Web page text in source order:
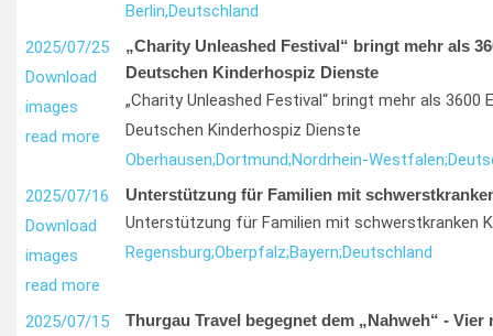
Berlin,Deutschland
2025/07/25
Download
images
read more
„Charity Unleashed Festival“ bringt mehr als
Deutschen Kinderhospiz Dienste
„Charity Unleashed Festival“ bringt mehr als 3600
Deutschen Kinderhospiz Dienste
Oberhausen;Dortmund;Nordrhein-Westfalen;
2025/07/16
Download
images
read more
Unterstützung für Familien mit
Unterstützung für Familien mit schwerstkranken
Regensburg;Oberpfalz;Bayern;Deutschland
2025/07/15
Thurgau Travel begegnet dem „Nahweh“ - Vier